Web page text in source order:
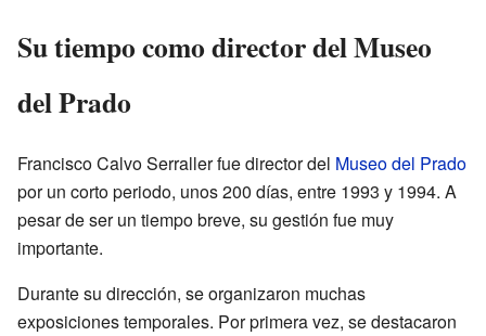
Su tiempo como director del Museo
del Prado
Francisco Calvo Serraller fue director del Museo del Prado
por un corto periodo, unos 200 días, entre 1993 y 1994. A
pesar de ser un tiempo breve, su gestión fue muy
importante.
Durante su dirección, se organizaron muchas
exposiciones temporales. Por primera vez, se destacaron